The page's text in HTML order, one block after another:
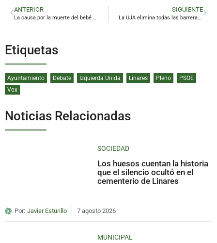
ANTERIOR
La causa por la muerte del bebé olvidado en un coche en Linares sigue pendiente de recursos
SIGUIENTE
La UJA elimina todas las barreras arquitectónicas de sus campus de Jaén y Linares
Etiquetas
Ayuntamiento Debate Izquierda Unida Linares Pleno
PSOE
Vox
Noticias Relacionadas
SOCIEDAD
Los huesos cuentan la historia
que el silencio ocultó en el
cementerio de Linares
Por: Javier Esturillo 7 agosto 2026
MUNICIPAL